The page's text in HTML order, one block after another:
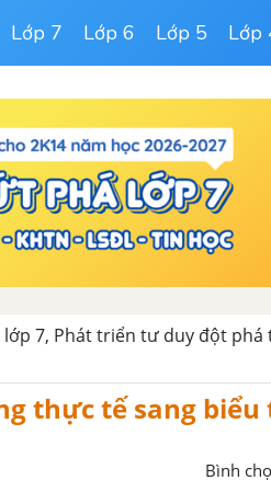
Lớp 7 Lớp 6 Lớp 5 Lớp
lớp 7, Phát triển tư duy đột
thực tế sang
Bình